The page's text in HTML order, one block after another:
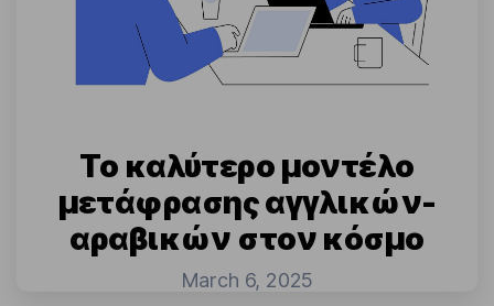
Το καλύτερο μοντέλο
μετάφρασης αγγλικών-
αραβικών στον κόσμο
March 6, 2025